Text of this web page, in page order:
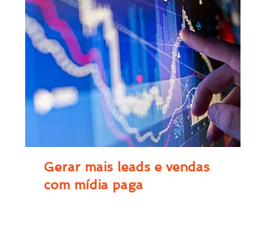
Gerar mais leads e vendas
com mídia paga